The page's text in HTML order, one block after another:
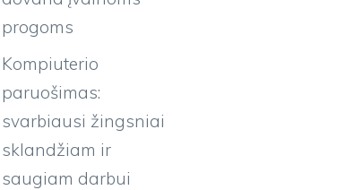
progoms
Kompiuterio
paruošimas:
svarbiausi žingsniai
sklandžiam ir
saugiam darbui